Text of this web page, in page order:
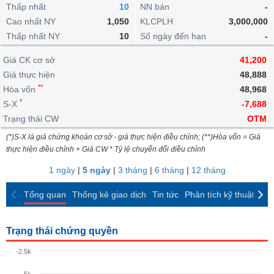
lỗ
dịch
nội
Niên
giám
Tài
liệu
cổ
Định
giá
ngoài
doanh
Top
cổ
phiếu
ngành
giao
dịch
dịch
Chứng
quyền
quan
Thống
giao
dịch
Thống
giao
dịch
Tin
tức
Phân
tích
kỹ
thuật
trực
tuyến
Bộ
lọc
cổ
So
sánh
Báo
cáo
Vĩ
mô
lai
Chứng
quyền
Trái
phiếu
IR
Awards
tạo
Dịch
vụ
Thấp nhất
10
Cao nhất NY
1,050
Thấp nhất NY
10
NN bán
-
KLCPLH
3,000,000
Số ngày đến hạn
-
Giá CK cơ sở
41,200
Giá thực hiện
48,888
Hòa vốn **
48,968
S-X *
-7,688
Trạng thái CW
OTM
(*)S-X là giá chứng khoán cơ sở - giá thực hiện điều chỉnh; (**)Hòa vốn = Giá
thực hiện điều chỉnh + Giá CW * Tỷ lệ chuyển đổi điều chỉnh
1 ngày| 5 ngày| 3 tháng | 6 tháng | 12 tháng
Tổng quan Thống kê giao dịch Tin tức Phân tích kỹ thuật
Trạng thái chứng quyền
-2.5k
BẤT
ĐỘNG
SẢN
TÀI
CHÍNH
HÀNG
KINH
GIỚI